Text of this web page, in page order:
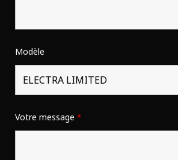
Modèle
Votre message *